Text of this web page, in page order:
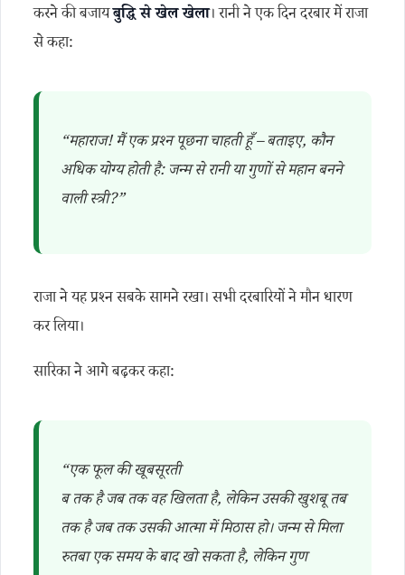
करने की बजायबुद्धि से खेल खेला। रानी ने एक दिन दरबार में राजा
से कहा:
“महाराज! मैं एक प्रश्न पूछना चाहती हूँ – बताइए, कौन
अधिक योग्य होती है: जन्म से रानी या गुणों से महान बनने
वाली स्त्री?”
राजा ने यह प्रश्न सबके सामने रखा। सभी दरबारियों ने मौन धारण
कर लिया।
सारिका ने आगे बढ़कर कहा:
“एक फूल की खूबसूरती
ब तक है जब तक वह खिलता है, लेकिन उसकी खुशबू तब
तक है जब तक उसकी आत्मा में मिठास हो। जन्म से मिला
रुतबा एक समय के बाद खो सकता है, लेकिन गुण